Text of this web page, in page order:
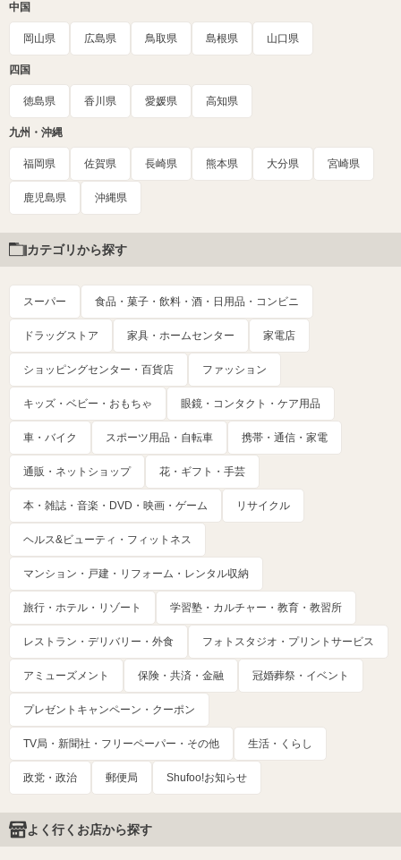
中国
岡山県 広島県 鳥取県 島根県 山口県
四国
徳島県 香川県 愛媛県 高知県
九州・沖縄
福岡県 佐賀県 長崎県 熊本県 大分県 宮崎県
鹿児島県 沖縄県
カテゴリから探す
スーパー 食品・菓子・飲料・酒・日用品・コンビニ
ドラッグストア 家具・ホームセンター 家電店
ショッピングセンター・百貨店 ファッション
キッズ・ベビー・おもちゃ 眼鏡・コンタクト・ケア用品
車・バイク スポーツ用品・自転車 携帯・通信・家電
通販・ネットショップ 花・ギフト・手芸
本・雑誌・音楽・DVD・映画・ゲーム リサイクル
ヘルス&ビューティ・フィットネス
マンション・戸建・リフォーム・レンタル収納
旅行・ホテル・リゾート 学習塾・カルチャー・教育・教習所
レストラン・デリバリー・外食 フォトスタジオ・プリントサービス
アミューズメント 保険・共済・金融 冠婚葬祭・イベント
プレゼントキャンペーン・クーポン
TV局・新聞社・フリーペーパー・その他 生活・くらし
政党・政治 郵便局 Shufoo!お知らせ
よく行くお店から探す